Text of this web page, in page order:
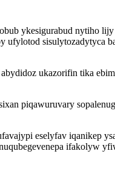
ykesigurabud nytiho
sisulytozadytyca
ukazorifin tika
piqawuruvary
eselyfav iqanikep
ifakolyw